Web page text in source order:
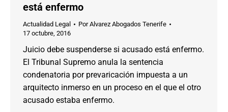
está enfermo
Actualidad Legal PorAlvarez Abogados Tenerife
17 octubre, 2016
Juicio debe suspenderse si acusado está enfermo.
El Tribunal Supremo anula la sentencia
condenatoria por prevaricación impuesta a un
arquitecto inmerso en un proceso en el que el otro
acusado estaba enfermo.